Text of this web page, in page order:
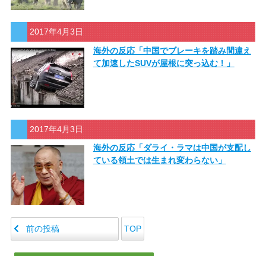
2017年4月3日
海外の反応「中国でブレーキを踏み間違え
て加速したSUVが屋根に突っ込む！」
2017年4月3日
海外の反応「ダライ・ラマは中国が支配し
ている領土では生まれ変わらない」
前の投稿 TOP